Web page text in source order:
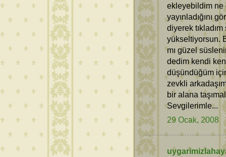
ekleyebildim ne
yayınladığını
diyerek tıkladım
yükseltiyorsun.
mı güzel
dedim kendi
düşündüğüm
zevkli
bir alana
Sevgilerimle...
29 Ocak, 2008